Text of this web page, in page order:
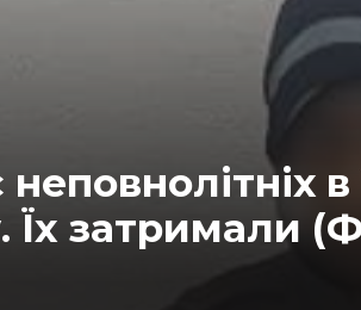
неповнолітніх
Їх затримали